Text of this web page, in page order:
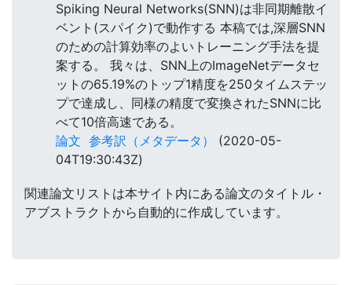
Spiking Neural Networks(SNN)は非同期離散イ
ベント(スパイク)で動作する 本稿では,深層SNN
のための計算効率のよいトレーニング手法を提
案する。 我々は、SNN上のImageNetデータセ
ットの65.19%のトップ1精度を250タイムステッ
プで達成し、同様の精度で変換されたSNNに比
べて10倍高速である。
論文 参考訳（メタデータ）
(2020-05-
04T19:30:43Z)
関連論文リストは本サイト内にある論文のタイトル・
アブストラクトから自動的に作成しています。